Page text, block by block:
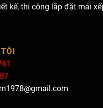
kế, thi công lắp đặt mái